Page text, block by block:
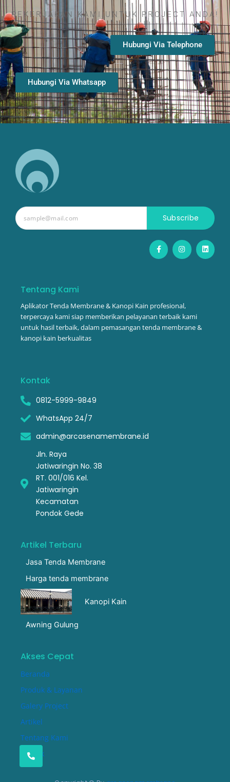
PEKERJAKAN KAMI UNTUK PROJECT ANDA!
Hubungi Via Telephone
Hubungi Via Whatsapp
Subscribe
F
a
c
f
I
n
s
L
i
n
Tentang Kami
Aplikator Tenda Membrane & Kanopi Kain profesional,
terpercaya kami siap memberikan pelayanan terbaik kami
untuk hasil terbaik, dalam pemasangan tenda membrane &
kanopi kain berkualitas
Kontak
0812-5999-9849
WhatsApp 24/7
admin@arcasenamembrane.id
Jln. Raya
Jatiwaringin No. 38
RT. 001/016 Kel.
Jatiwaringin
Kecamatan
Pondok Gede
Artikel Terbaru
Jasa Tenda Membrane
Harga tenda membrane
Kanopi Kain
Awning Gulung
Akses Cepat
Beranda
Produk & Layanan
Galery Project
Artikel
Tentang Kami
Kontak